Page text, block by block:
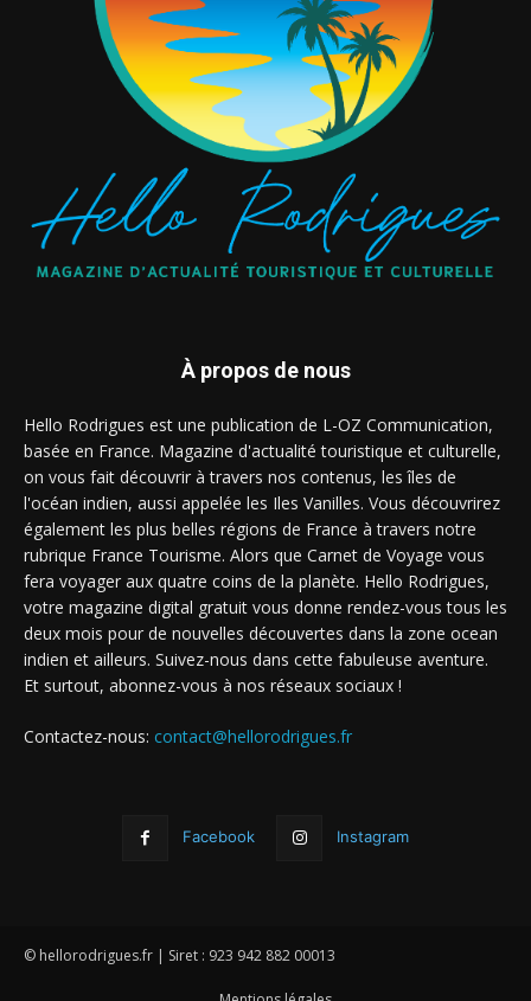
À propos de nous
Hello Rodrigues est une publication de L-OZ Communication,
basée en France. Magazine d'actualité touristique et culturelle,
on vous fait découvrir à travers nos contenus, les îles de
l'océan indien, aussi appelée les Iles Vanilles. Vous découvrirez
également les plus belles régions de France à travers notre
rubrique France Tourisme. Alors que Carnet de Voyage vous
fera voyager aux quatre coins de la planète. Hello Rodrigues,
votre magazine digital gratuit vous donne rendez-vous tous les
deux mois pour de nouvelles découvertes dans la zone ocean
indien et ailleurs. Suivez-nous dans cette fabuleuse aventure.
Et surtout, abonnez-vous à nos réseaux sociaux !
Contactez-nous: contact@hellorodrigues.fr
Facebook Instagram
© hellorodrigues.fr | Siret : 923 942 882 00013